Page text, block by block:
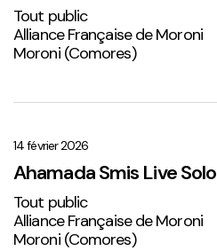
Tout public
Alliance Française de Moroni
Moroni (Comores)
Live
Solo
2
14 février 2026
Ahamada Smis Live Solo
Tout public
Alliance Française de Moroni
Moroni (Comores)